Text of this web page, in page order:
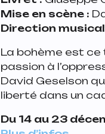
Mise en scène :
Direction
La bohème est
passion à
David Geselson
liberté dans un
Du 14 au 23